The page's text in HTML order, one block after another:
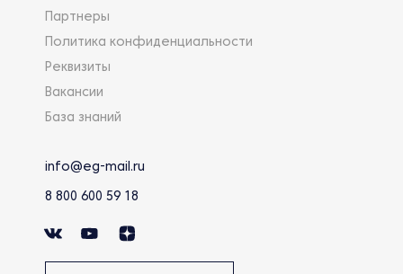
Партнеры
Политика конфиденциальности
Реквизиты
Вакансии
База знаний
info@eg-mail.ru
8 800 600 59 18